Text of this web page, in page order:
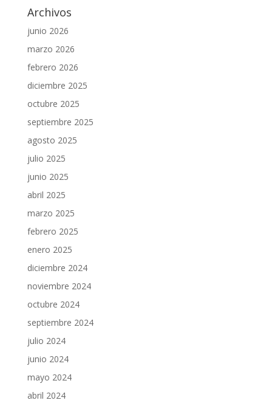
Archivos
junio 2026
marzo 2026
febrero 2026
diciembre 2025
octubre 2025
septiembre 2025
agosto 2025
julio 2025
junio 2025
abril 2025
marzo 2025
febrero 2025
enero 2025
diciembre 2024
noviembre 2024
octubre 2024
septiembre 2024
julio 2024
junio 2024
mayo 2024
abril 2024